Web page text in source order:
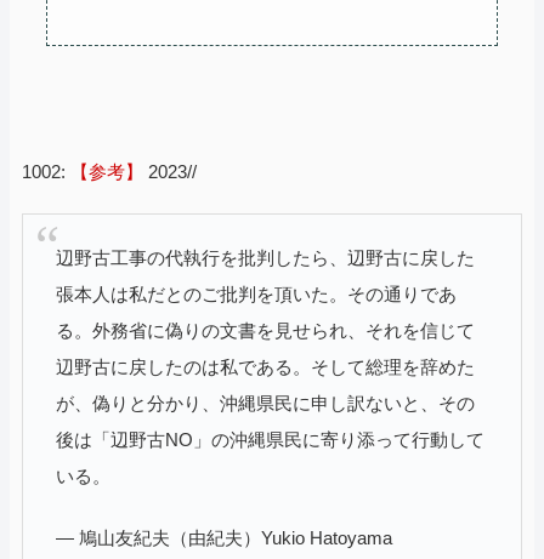
1002: 【参考】 2023//
辺野古工事の代執行を批判したら、辺野古に戻した
張本人は私だとのご批判を頂いた。その通りであ
る。外務省に偽りの文書を見せられ、それを信じて
辺野古に戻したのは私である。そして総理を辞めた
が、偽りと分かり、沖縄県民に申し訳ないと、その
後は「辺野古NO」の沖縄県民に寄り添って行動して
いる。
— 鳩山友紀夫（由紀夫）Yukio Hatoyama